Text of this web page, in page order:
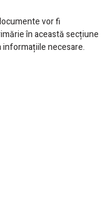
vor fi
în această secțiune
necesare.